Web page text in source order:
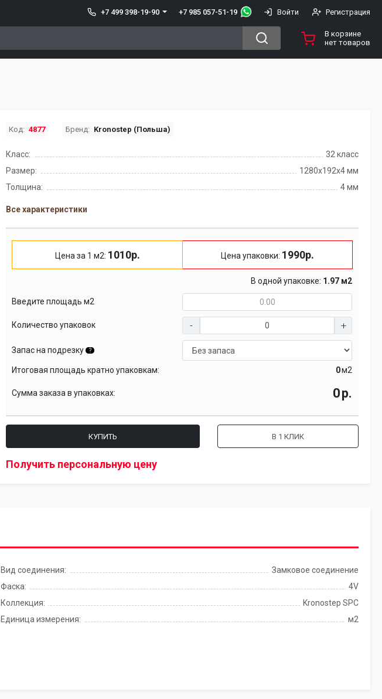
+7 499 398-19-90 +7 985 057-51-19 Войти Регистрация
В корзине
нет товаров
Код: 4877 Бренд: Kronostep (Польша)
Класс:
32 класс
Размер:
1280х192х4 мм
Толщина:
4 мм
Все характеристики
Цена за 1 м2: 1010р. Цена упаковки: 1990р.
В одной упаковке: 1.97 м2
Введите площадь м2
Количество упаковок
Запас на подрезку ?
Итоговая площадь кратно упаковкам: м2
Сумма заказа в упаковках: р.
КУПИТЬ В 1 КЛИК
Получить персональную цену
Вид соединения:
Замковое соединение
Фаска:
4V
Коллекция:
Kronostep SPC
Единица измерения:
м2